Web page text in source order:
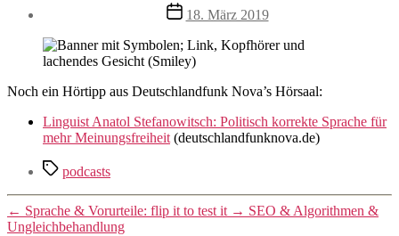
Veröffentlichungsdatum
18. März 2019
Noch ein Hörtipp aus Deutschlandfunk Nova’s Hörsaal:
Linguist Anatol Stefanowitsch: Politisch korrekte Sprache für
mehr Meinungsfreiheit (deutschlandfunknova.de)
Schlagwörter
podcasts
← Sprache & Vorurteile: flip it to test it → SEO & Algorithmen &
Ungleichbehandlung